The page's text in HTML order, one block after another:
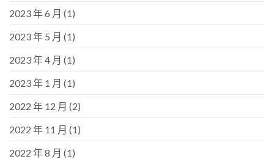
2023 年 6 月 (1)
2023 年 5 月 (1)
2023 年 4 月 (1)
2023 年 1 月 (1)
2022 年 12 月 (2)
2022 年 11 月 (1)
2022 年 8 月 (1)